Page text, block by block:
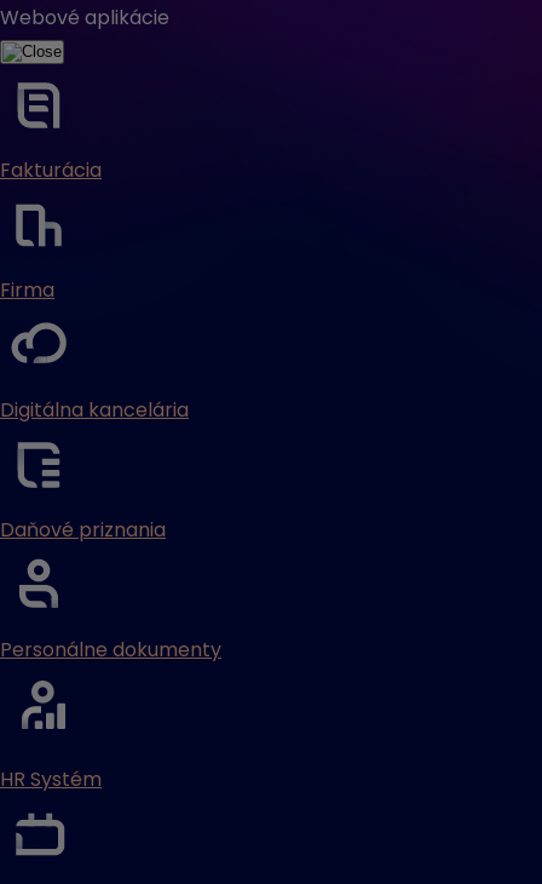
Webové aplikácie
Fakturácia
Firma
Digitálna kancelária
Daňové priznania
Personálne dokumenty
HR Systém